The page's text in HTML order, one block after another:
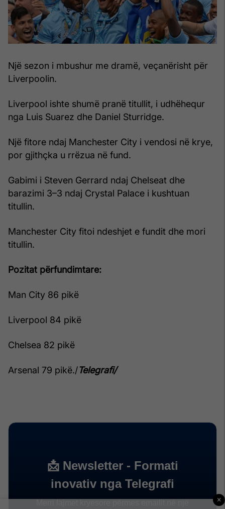
Një sezon i mbushur me dramë, veçanërisht për
Liverpoolin.
Liverpool ishte shumë pranë titullit, i udhëhequr
nga Luis Suarez dhe Daniel Sturridge.
Një fitore ndaj Manchester City i vendosi në krye,
por gjithçka u rrëzua në fund.
Gabimi i Steven Gerrard ndaj Chelseat dhe
barazimi 3–3 ndaj Crystal Palace i kushtuan
titullin.
Manchester City fitoi ndeshjet e fundit dhe mori
titullin.
Pozitat përfundimtare:
Man City 86 pikë
Liverpool 84 pikë
Chelsea 82 pikë
Arsenal 79 pikë./Telegrafi/
×